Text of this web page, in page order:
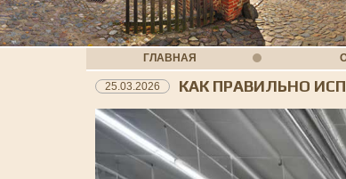
ГЛАВНАЯ
25.03.2026 КАК ПРАВИЛЬНО